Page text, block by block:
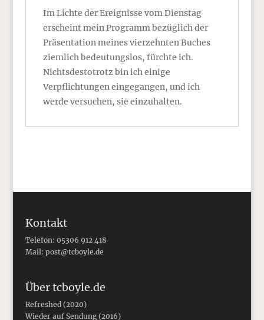
Im Lichte der Ereignisse vom Dienstag
erscheint mein Programm bezüglich der
Präsentation meines vierzehnten Buches
ziemlich bedeutungslos, fürchte ich.
Nichtsdestotrotz bin ich einige
Verpflichtungen eingegangen, und ich
werde versuchen, sie einzuhalten.
Kontakt
Telefon: 05306 912 418
Mail: post@tcboyle.de
Über tcboyle.de
Refreshed (2020)
Wieder auf Sendung (2016)